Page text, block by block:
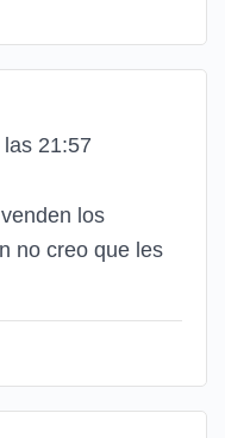
21:57
los
no creo que les